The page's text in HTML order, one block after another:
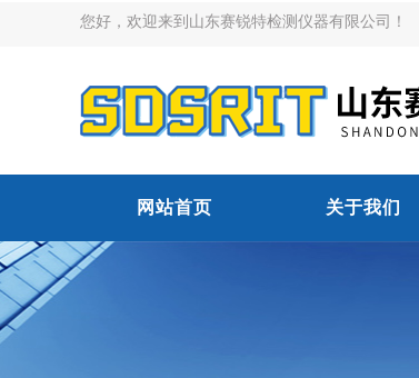
您好，欢迎来到山东赛锐特检测仪器有限公司！
网站首页 关于我们